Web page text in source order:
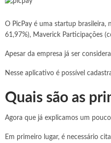
O PicPay é uma startup brasileira,
61,97%), Maverick Participações
Apesar da empresa já ser
Nesse aplicativo é possível
Quais são as
Agora que já explicamos um
Em primeiro lugar, é necessário